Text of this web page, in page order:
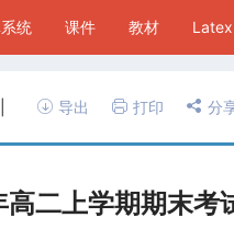
统 课件 教材 Latex
导出 打印 分
二上学期期末考